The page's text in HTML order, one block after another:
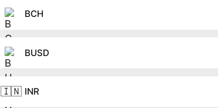
BCH
BUSD
🇮🇳 INR